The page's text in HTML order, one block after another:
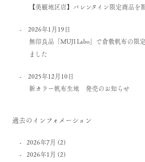
【美観地区店】バレンタイン限定商品を
2026年1月19日
無印良品「MUJI Labo」で倉敷帆布の限
ました
2025年12月10日
新カラー帆布生地 発売のお知らせ
過去のインフォメーション
2026年7月 (2)
2026年1月 (2)